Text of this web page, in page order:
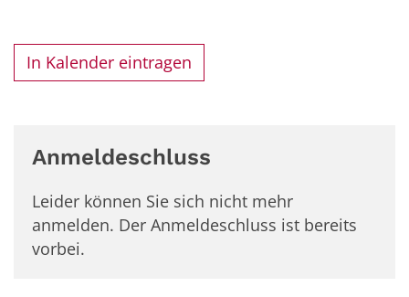
In Kalender eintragen
Anmeldeschluss
Leider können Sie sich nicht mehr
anmelden. Der Anmeldeschluss ist bereits
vorbei.